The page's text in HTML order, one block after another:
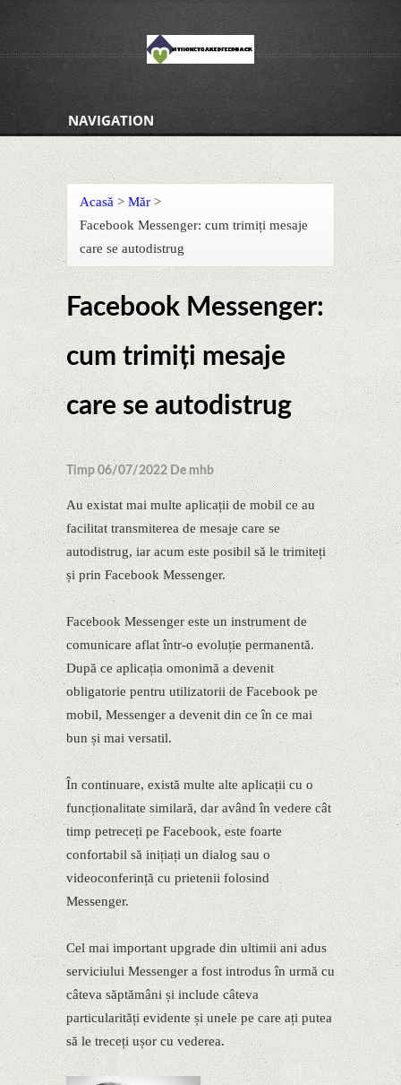
NAVIGATION
Acasă > Măr >
Facebook Messenger: cum trimiți mesaje
care se autodistrug
Facebook Messenger:
cum trimiți mesaje
care se autodistrug
Timp 06/07/2022 De mhb
Au existat mai multe aplicații de mobil ce au
facilitat transmiterea de mesaje care se
autodistrug, iar acum este posibil să le trimiteți
și prin Facebook Messenger.
Facebook Messenger este un instrument de
comunicare aflat într-o evoluție permanentă.
După ce aplicația omonimă a devenit
obligatorie pentru utilizatorii de Facebook pe
mobil, Messenger a devenit din ce în ce mai
bun și mai versatil.
În continuare, există multe alte aplicații cu o
funcționalitate similară, dar având în vedere cât
timp petreceți pe Facebook, este foarte
confortabil să inițiați un dialog sau o
videoconferință cu prietenii folosind
Messenger.
Cel mai important upgrade din ultimii ani adus
serviciului Messenger a fost introdus în urmă cu
câteva săptămâni și include câteva
particularități evidente și unele pe care ați putea
să le treceți ușor cu vederea.